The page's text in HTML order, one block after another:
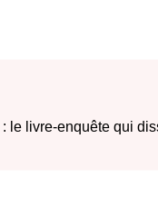
: le livre‐enquête qui